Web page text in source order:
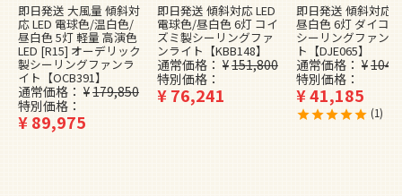
即日発送 大風量 傾斜対
応 LED 電球色/温白色/
昼白色 5灯 軽量 高演色
LED [R15] オーデリック
製シーリングファンラ
イト【OCB391】
通常価格 ¥179,850
特別価格
¥89,975
即日発送 傾斜対応 LED
電球色/昼白色 6灯 コイ
ズミ製シーリングファ
ンライト【KBB148】
通常価格 ¥151,800
特別価格
¥76,241
即日発送 傾斜対応
昼白色 6灯 ダイコ
シーリングファン
ト【DJE065】
通常価格 ¥
特別価格
¥41,185
1